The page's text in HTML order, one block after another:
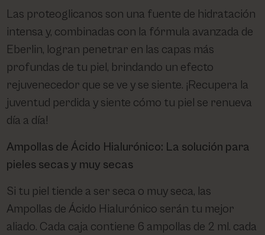
Las proteoglicanos son una fuente de hidratación
intensa y, combinadas con la fórmula avanzada de
Eberlin, logran penetrar en las capas más
profundas de tu piel, brindando un efecto
rejuvenecedor que se ve y se siente. ¡Recupera la
juventud perdida y siente cómo tu piel se renueva
día a día!
Ampollas de Ácido Hialurónico: La solución para
pieles secas y muy secas
Si tu piel tiende a ser seca o muy seca, las
Ampollas de Ácido Hialurónico serán tu mejor
aliado. Cada caja contiene 6 ampollas de 2 ml. cada